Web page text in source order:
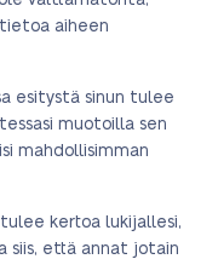
aiheen
esitystä sinun tulee
muotoilla sen
mahdollisimman
kertoa lukijallesi,
siis, että annat jotain